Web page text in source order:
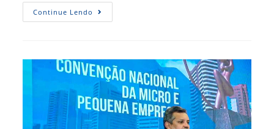
Continue Lendo Reunião
Do
Capacitação
Empreendedora
Do
FPMPE